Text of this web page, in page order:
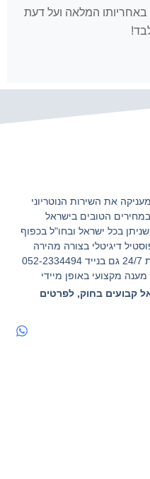
באחריותו המלאה ועל דעת
את השירות הנוטריוני
במחירים הטובים בישראל
שנת 1999. השירות שניתן בכל ישראל ובחו"ל בכפוף
דיגיטלי בצורה מהירה
ומקצועית. אנו זמינים לרשותך בכל עת 24/7 גם בנייד 052-2334494
מקצועי באופן מיידי
קבועים בחוק, לפרטים